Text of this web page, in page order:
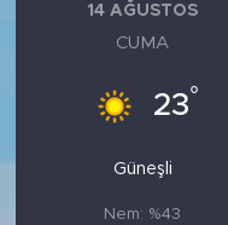
14 AĞUSTOS
CUMA
23°
Güneşli
Nem: %43